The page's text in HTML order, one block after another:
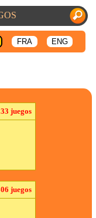
FRA ENG
juegos
juegos